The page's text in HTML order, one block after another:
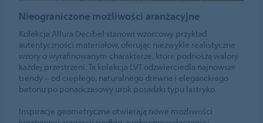
Nieograniczone możliwości aranżacyjne
Kolekcja Allura Decibel stanowi wzorcowy przykład
autentyczności materiałów, oferując niezwykle realistyczne
wzory o wyrafinowanym charakterze, które podnoszą walory
każdej przestrzeni. Ta kolekcja LVT odzwierciedla najnowsze
trendy – od ciepłego, naturalnego drewna i eleganckiego
betonu po ponadczasowy urok posadzki typu lastryko.
Inspiracje geometryczne otwierają nowe możliwości